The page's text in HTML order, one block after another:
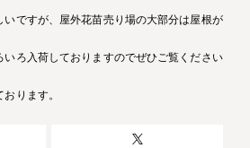
いですが、屋外花苗売り場の大部分は屋根が
いろ入荷しておりますのでぜひご覧ください
ります。